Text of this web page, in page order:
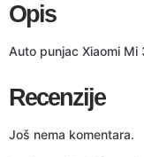
Opis
Auto punjac Xiaomi Mi
Recenzije
Još nema komentara.